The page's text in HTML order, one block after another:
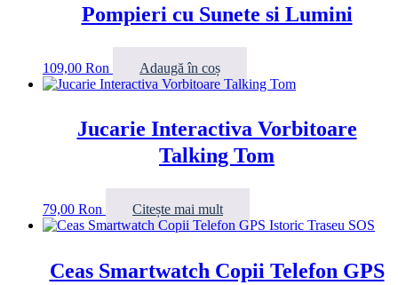
Pompieri cu Sunete si Lumini
109,00 Ron Adaugă în coș
Jucarie Interactiva Vorbitoare
Talking Tom
79,00 Ron Citește mai mult
Ceas Smartwatch Copii Telefon GPS